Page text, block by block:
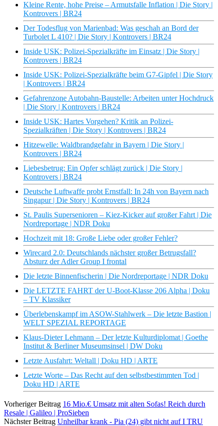
Kleine Rente, hohe Preise – Armutsfalle Inflation | Die Story |
Kontrovers | BR24
Der Todesflug von Marienbad: Was geschah an Bord der
Turbolet L 410? | Die Story | Kontrovers | BR24
Inside USK: Polizei-Spezialkräfte im Einsatz | Die Story |
Kontrovers | BR24
Inside USK: Polizei-Spezialkräfte beim G7-Gipfel | Die Story
| Kontrovers | BR24
Gefahrenzone Autobahn-Baustelle: Arbeiten unter Hochdruck
| Die Story | Kontrovers | BR24
Inside USK: Hartes Vorgehen? Kritik an Polizei-
Spezialkräften | Die Story | Kontrovers | BR24
Hitzewelle: Waldbrandgefahr in Bayern | Die Story |
Kontrovers | BR24
Liebesbetrug: Ein Opfer schlägt zurück | Die Story |
Kontrovers | BR24
Deutsche Luftwaffe probt Ernstfall: In 24h von Bayern nach
Singapur | Die Story | Kontrovers | BR24
St. Paulis Supersenioren – Kiez-Kicker auf großer Fahrt | Die
Nordreportage | NDR Doku
Hochzeit mit 18: Große Liebe oder großer Fehler?
Wirecard 2.0: Deutschlands nächster großer Betrugsfall?
Absturz der Adler Group I frontal
Die letzte Binnenfischerin | Die Nordreportage | NDR Doku
Die LETZTE FAHRT der U-Boot-Klasse 206 Alpha | Doku
– TV Klassiker
Überlebenskampf im ASOW-Stahlwerk – Die letzte Bastion |
WELT SPEZIAL REPORTAGE
Klaus-Dieter Lehmann – Der letzte Kulturdiplomat | Goethe
Institut & Berliner Museumsinsel | DW Doku
Letzte Ausfahrt: Weltall | Doku HD | ARTE
Letzte Worte – Das Recht auf den selbstbestimmten Tod |
Doku HD | ARTE
Vorheriger Beitrag 16 Mio.€ Umsatz mit alten Sofas! Reich durch
Resale | Galileo | ProSieben
Nächster Beitrag Unheilbar krank - Pia (24) gibt nicht auf I TRU